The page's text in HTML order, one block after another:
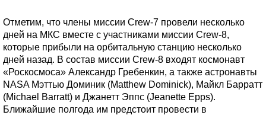
Отметим, что члены миссии Crew-7 провели несколько
дней на МКС вместе с участниками миссии Crew-8,
которые прибыли на орбитальную станцию несколько
дней назад. В состав миссии Crew-8 входят космонавт
«Роскосмоса» Александр Гребенкин, а также астронавты
NASA Мэттью Доминик (Matthew Dominick), Майкл Барратт
(Michael Barratt) и Джанетт Эппс (Jeanette Epps).
Ближайшие полгода им предстоит провести в